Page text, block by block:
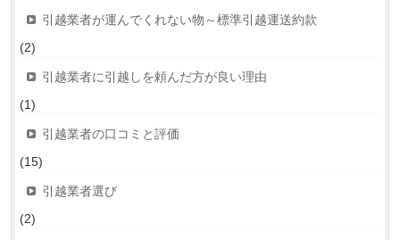
引越業者が運んでくれない物～標準引越運送約款
(2)
引越業者に引越しを頼んだ方が良い理由
(1)
引越業者の口コミと評価
(15)
引越業者選び
(2)